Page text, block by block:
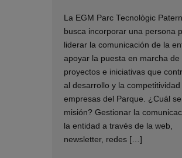
La EGM Parc Tecnològic
busca incorporar una persona
liderar la comunicación de la
apoyar la puesta en marcha de
proyectos e iniciativas que
al desarrollo y la competitividad
empresas del Parque. ¿Cuál
misión? Gestionar la
la entidad a través de la web,
newsletter, redes […]